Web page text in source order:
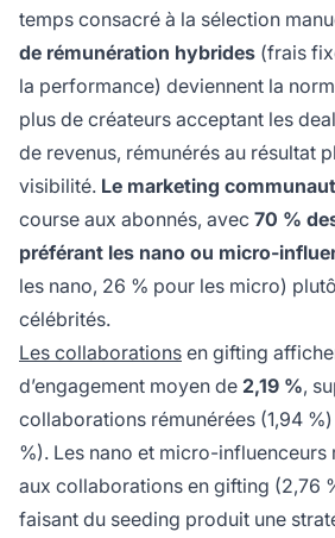
temps consacré à la sélection
de rémunération hybrides (frais
la performance) deviennent la
plus de créateurs acceptant les
de revenus, rémunérés au résultat
visibilité. Le marketing
course aux abonnés, avec 70 %
préférant les nano ou micro-
les nano, 26 % pour les micro)
célébrités.
Les collaborations en gifting
d’engagement moyen de 2,19 %,
collaborations rémunérées (1,94 %)
%). Les nano et micro-influenceurs
aux collaborations en gifting (2,76
faisant du seeding produit une